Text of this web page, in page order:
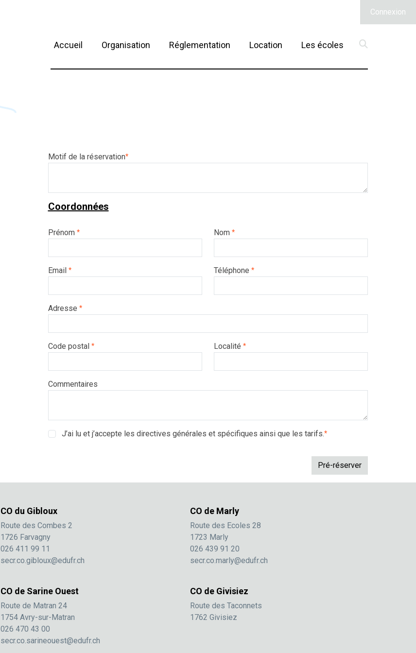
Accueil Organisation Réglementation Location (current)Les écoles
Connexion
Motif de la réservation*
Coordonnées
Prénom * Nom *
Email * Téléphone *
Adresse *
Code postal * Localité *
Commentaires
J’ai lu et j’accepte les directives générales et spécifiques ainsi que les tarifs.*
CO du Gibloux
Route des Combes 2
1726 Farvagny
026 411 99 11
secr.co.gibloux@edufr.ch
CO de Marly
Route des Ecoles 28
1723 Marly
026 439 91 20
secr.co.marly@edufr.ch
CO de Sarine Ouest
Route de Matran 24
1754 Avry-sur-Matran
026 470 43 00
secr.co.sarineouest@edufr.ch
CO de Givisiez
Route des Taconnets
1762 Givisiez